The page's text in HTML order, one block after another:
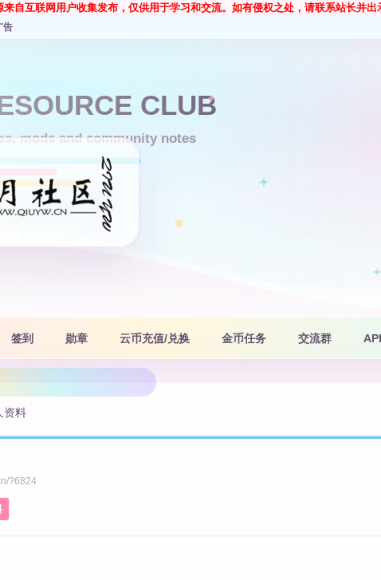
来自互联网用户收集发布，仅供用于学习和交流。如有侵权之处，请联系站长并出
告
签到 勋章 云币充值/兑换 金币任务 交流群
资料
?6824